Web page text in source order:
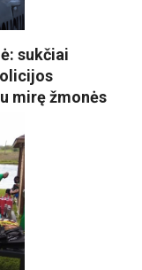
sukčiai
mirę žmonės